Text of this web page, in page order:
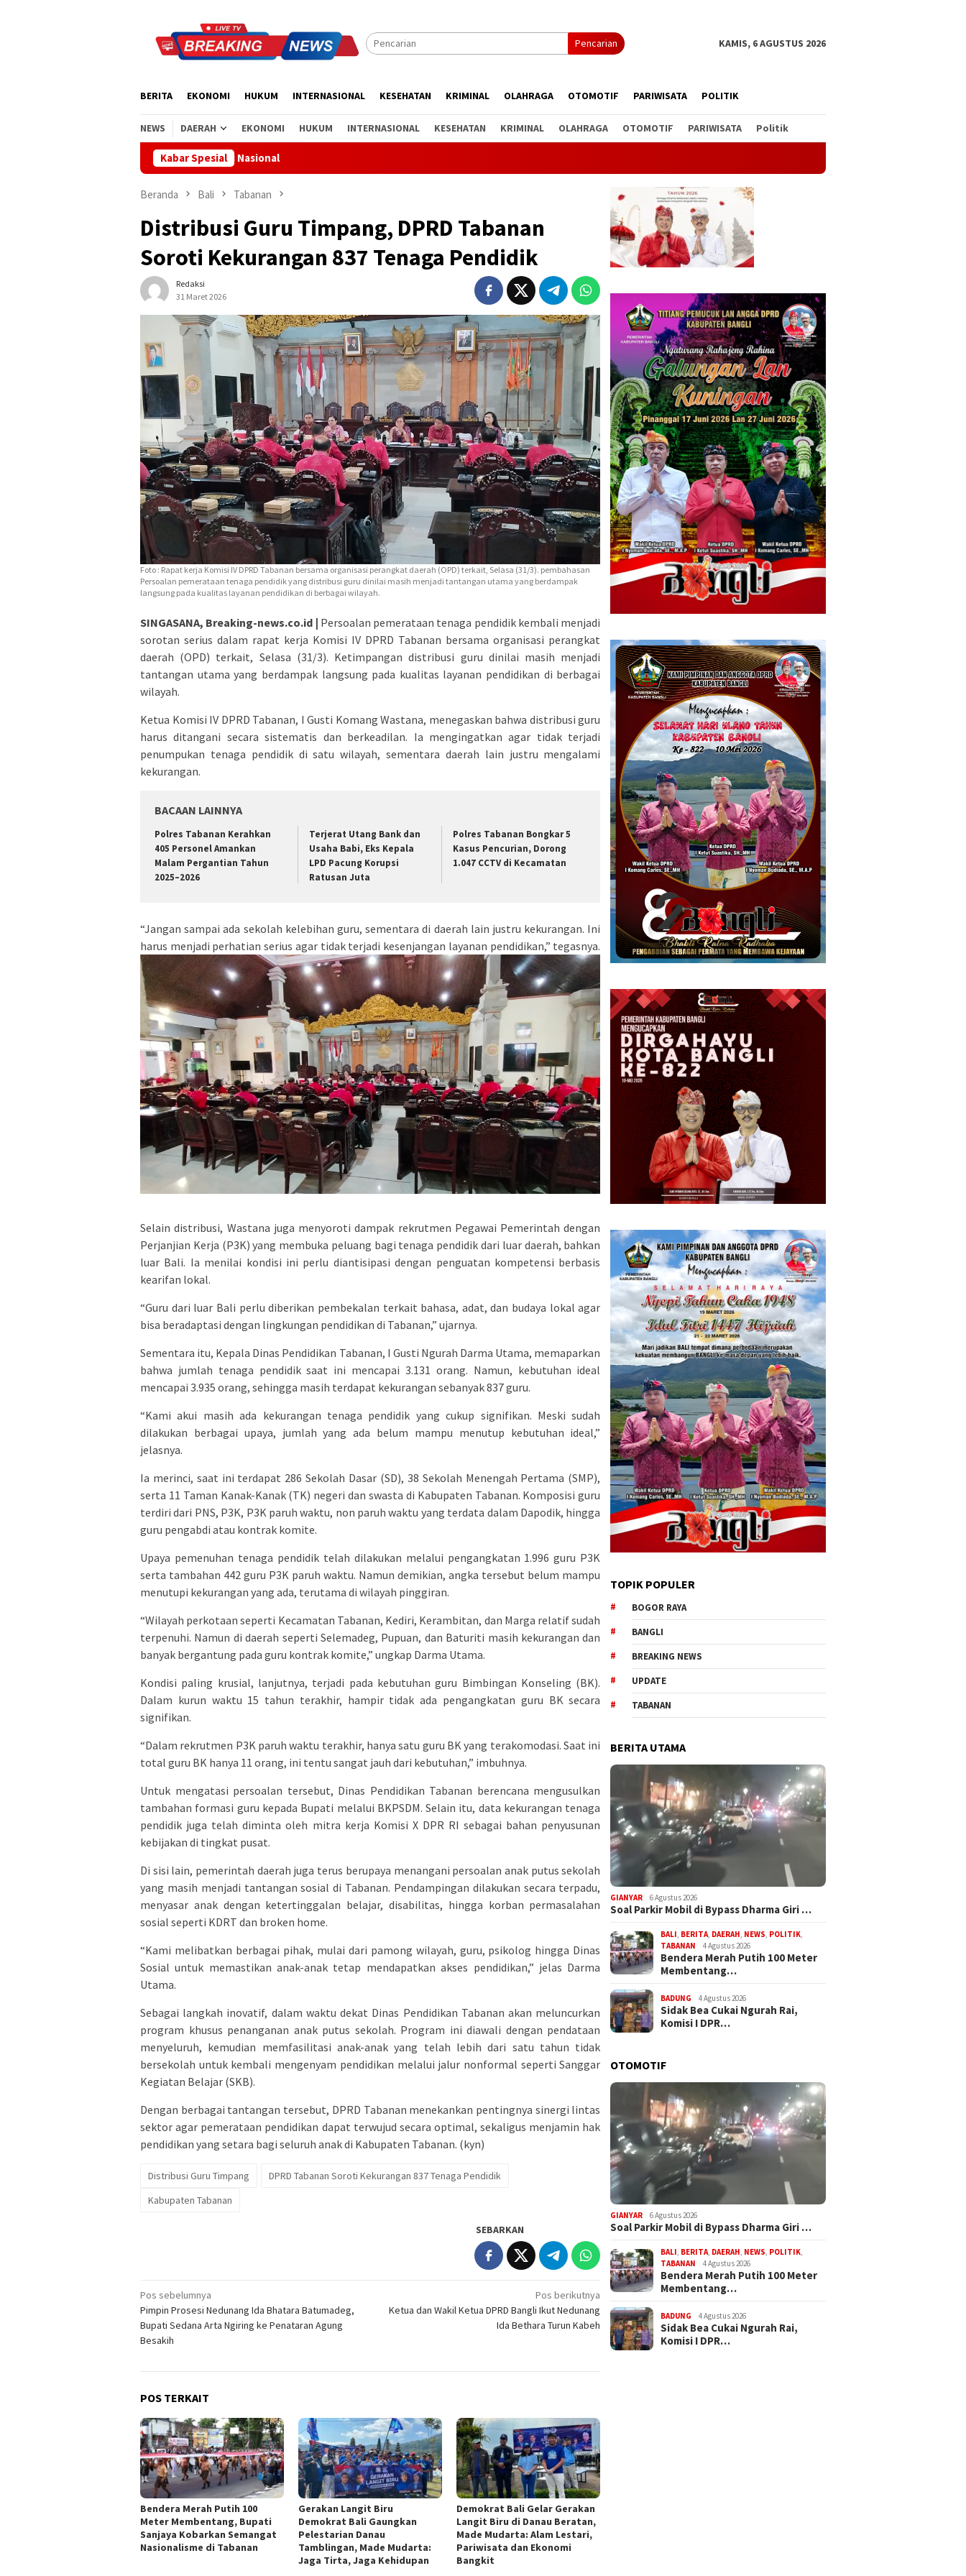
Pencarian KAMIS, 6 AGUSTUS 2026
BERITA EKONOMI HUKUM INTERNASIONAL KESEHATAN KRIMINAL OLAHRAGA OTOMOTIF PARIWISATA POLITIK
NEWS DAERAH EKONOMI HUKUM INTERNASIONAL KESEHATAN KRIMINAL OLAHRAGA OTOMOTIF PARIWISATA Politik
Kabar Spesial
Beranda Bali Tabanan
Distribusi Guru Timpang, DPRD Tabanan
Soroti Kekurangan 837 Tenaga Pendidik
Redaksi
31 Maret 2026
Foto : Rapat kerja Komisi IV DPRD Tabanan bersama organisasi perangkat daerah (OPD) terkait, Selasa (31/3). pembahasan
Persoalan pemerataan tenaga pendidik yang distribusi guru dinilai masih menjadi tantangan utama yang berdampak
langsung pada kualitas layanan pendidikan di berbagai wilayah.
SINGASANA, Breaking-news.co.id | Persoalan pemerataan tenaga pendidik kembali menjadi
sorotan serius dalam rapat kerja Komisi IV DPRD Tabanan bersama organisasi perangkat
daerah (OPD) terkait, Selasa (31/3). Ketimpangan distribusi guru dinilai masih menjadi
tantangan utama yang berdampak langsung pada kualitas layanan pendidikan di berbagai
wilayah.
Ketua Komisi IV DPRD Tabanan, I Gusti Komang Wastana, menegaskan bahwa distribusi guru
harus ditangani secara sistematis dan berkeadilan. Ia mengingatkan agar tidak terjadi
penumpukan tenaga pendidik di satu wilayah, sementara daerah lain justru mengalami
kekurangan.
BACAAN LAINNYA
Polres Tabanan Kerahkan
405 Personel Amankan
Malam Pergantian Tahun
2025–2026
Terjerat Utang Bank dan
Usaha Babi, Eks Kepala
LPD Pacung Korupsi
Ratusan Juta
Polres Tabanan Bongkar 5
Kasus Pencurian, Dorong
1.047 CCTV di Kecamatan
“Jangan sampai ada sekolah kelebihan guru, sementara di daerah lain justru kekurangan. Ini
harus menjadi perhatian serius agar tidak terjadi kesenjangan layanan pendidikan,” tegasnya.
Selain distribusi, Wastana juga menyoroti dampak rekrutmen Pegawai Pemerintah dengan
Perjanjian Kerja (P3K) yang membuka peluang bagi tenaga pendidik dari luar daerah, bahkan
luar Bali. Ia menilai kondisi ini perlu diantisipasi dengan penguatan kompetensi berbasis
kearifan lokal.
“Guru dari luar Bali perlu diberikan pembekalan terkait bahasa, adat, dan budaya lokal agar
bisa beradaptasi dengan lingkungan pendidikan di Tabanan,” ujarnya.
Sementara itu, Kepala Dinas Pendidikan Tabanan, I Gusti Ngurah Darma Utama, memaparkan
bahwa jumlah tenaga pendidik saat ini mencapai 3.131 orang. Namun, kebutuhan ideal
mencapai 3.935 orang, sehingga masih terdapat kekurangan sebanyak 837 guru.
“Kami akui masih ada kekurangan tenaga pendidik yang cukup signifikan. Meski sudah
dilakukan berbagai upaya, jumlah yang ada belum mampu menutup kebutuhan ideal,”
jelasnya.
Ia merinci, saat ini terdapat 286 Sekolah Dasar (SD), 38 Sekolah Menengah Pertama (SMP),
serta 11 Taman Kanak-Kanak (TK) negeri dan swasta di Kabupaten Tabanan. Komposisi guru
terdiri dari PNS, P3K, P3K paruh waktu, non paruh waktu yang terdata dalam Dapodik, hingga
guru pengabdi atau kontrak komite.
Upaya pemenuhan tenaga pendidik telah dilakukan melalui pengangkatan 1.996 guru P3K
serta tambahan 442 guru P3K paruh waktu. Namun demikian, angka tersebut belum mampu
menutupi kekurangan yang ada, terutama di wilayah pinggiran.
“Wilayah perkotaan seperti Kecamatan Tabanan, Kediri, Kerambitan, dan Marga relatif sudah
terpenuhi. Namun di daerah seperti Selemadeg, Pupuan, dan Baturiti masih kekurangan dan
banyak bergantung pada guru kontrak komite,” ungkap Darma Utama.
Kondisi paling krusial, lanjutnya, terjadi pada kebutuhan guru Bimbingan Konseling (BK).
Dalam kurun waktu 15 tahun terakhir, hampir tidak ada pengangkatan guru BK secara
signifikan.
“Dalam rekrutmen P3K paruh waktu terakhir, hanya satu guru BK yang terakomodasi. Saat ini
total guru BK hanya 11 orang, ini tentu sangat jauh dari kebutuhan,” imbuhnya.
Untuk mengatasi persoalan tersebut, Dinas Pendidikan Tabanan berencana mengusulkan
tambahan formasi guru kepada Bupati melalui BKPSDM. Selain itu, data kekurangan tenaga
pendidik juga telah diminta oleh mitra kerja Komisi X DPR RI sebagai bahan penyusunan
kebijakan di tingkat pusat.
Di sisi lain, pemerintah daerah juga terus berupaya menangani persoalan anak putus sekolah
yang masih menjadi tantangan sosial di Tabanan. Pendampingan dilakukan secara terpadu,
menyasar anak dengan ketertinggalan belajar, disabilitas, hingga korban permasalahan
sosial seperti KDRT dan broken home.
“Kami melibatkan berbagai pihak, mulai dari pamong wilayah, guru, psikolog hingga Dinas
Sosial untuk memastikan anak-anak tetap mendapatkan akses pendidikan,” jelas Darma
Utama.
Sebagai langkah inovatif, dalam waktu dekat Dinas Pendidikan Tabanan akan meluncurkan
program khusus penanganan anak putus sekolah. Program ini diawali dengan pendataan
menyeluruh, kemudian memfasilitasi anak-anak yang telah lebih dari satu tahun tidak
bersekolah untuk kembali mengenyam pendidikan melalui jalur nonformal seperti Sanggar
Kegiatan Belajar (SKB).
Dengan berbagai tantangan tersebut, DPRD Tabanan menekankan pentingnya sinergi lintas
sektor agar pemerataan pendidikan dapat terwujud secara optimal, sekaligus menjamin hak
pendidikan yang setara bagi seluruh anak di Kabupaten Tabanan. (kyn)
Distribusi Guru Timpang
DPRD Tabanan Soroti Kekurangan 837 Tenaga Pendidik
Kabupaten Tabanan
SEBARKAN
Navigasi
pos
Pos sebelumnya
Pimpin Prosesi Nedunang Ida Bhatara Batumadeg,
Bupati Sedana Arta Ngiring ke Penataran Agung
Besakih
Pos berikutnya
Ketua dan Wakil Ketua DPRD Bangli Ikut Nedunang
Ida Bethara Turun Kabeh
POS TERKAIT
Bendera Merah Putih 100
Meter Membentang, Bupati
Sanjaya Kobarkan Semangat
Nasionalisme di Tabanan
Gerakan Langit Biru
Demokrat Bali Gaungkan
Pelestarian Danau
Tamblingan, Made Mudarta:
Jaga Tirta, Jaga Kehidupan
Demokrat Bali Gelar Gerakan
Langit Biru di Danau Beratan,
Made Mudarta: Alam Lestari,
Pariwisata dan Ekonomi
Bangkit
TOPIK POPULER
BOGOR RAYA
BANGLI
BREAKING NEWS
UPDATE
TABANAN
BERITA UTAMA
GIANYAR 6 Agustus 2026
Soal Parkir Mobil di Bypass Dharma Giri …
BALI, BERITA, DAERAH, NEWS, POLITIK,
TABANAN
4 Agustus 2026
Bendera Merah Putih 100 Meter
Membentang…
BADUNG 4 Agustus 2026
Sidak Bea Cukai Ngurah Rai,
Komisi I DPR…
OTOMOTIF
GIANYAR 6 Agustus 2026
Soal Parkir Mobil di Bypass Dharma Giri …
BALI, BERITA, DAERAH, NEWS, POLITIK,
TABANAN
4 Agustus 2026
Bendera Merah Putih 100 Meter
Membentang…
BADUNG 4 Agustus 2026
Sidak Bea Cukai Ngurah Rai,
Komisi I DPR…